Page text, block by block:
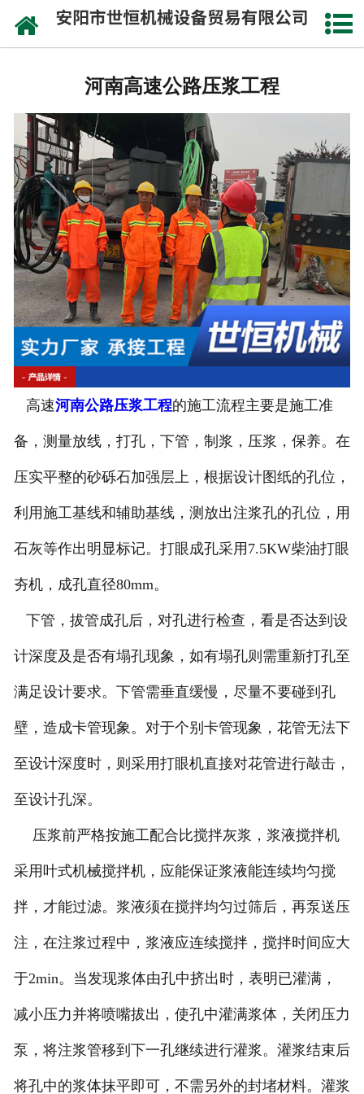
网站首页
河南道路压浆设备
河南灌浆工程施工
河南沥青注浆施工
河南桥梁喷淋养生
河南桥梁涨拉施工
河南公路压浆施工
河南高速搅拌设备
河南公路钻孔设备
河南高速公路压浆工程
高速河南公路压浆工程的施工流程主要是施工准
备，测量放线，打孔，下管，制浆，压浆，保养。在
压实平整的砂砾石加强层上，根据设计图纸的孔位，
利用施工基线和辅助基线，测放出注浆孔的孔位，用
石灰等作出明显标记。打眼成孔采用7.5KW柴油打眼
夯机，成孔直径80mm。
下管，拔管成孔后，对孔进行检查，看是否达到设
计深度及是否有塌孔现象，如有塌孔则需重新打孔至
满足设计要求。下管需垂直缓慢，尽量不要碰到孔
壁，造成卡管现象。对于个别卡管现象，花管无法下
至设计深度时，则采用打眼机直接对花管进行敲击，
至设计孔深。
压浆前严格按施工配合比搅拌灰浆，浆液搅拌机
采用叶式机械搅拌机，应能保证浆液能连续均匀搅
拌，才能过滤。浆液须在搅拌均匀过筛后，再泵送压
注，在注浆过程中，浆液应连续搅拌，搅拌时间应大
于2min。当发现浆体由孔中挤出时，表明已灌满，
减小压力并将喷嘴拔出，使孔中灌满浆体，关闭压力
泵，将注浆管移到下一孔继续进行灌浆。灌浆结束后
将孔中的浆体抹平即可，不需另外的封堵材料。灌浆